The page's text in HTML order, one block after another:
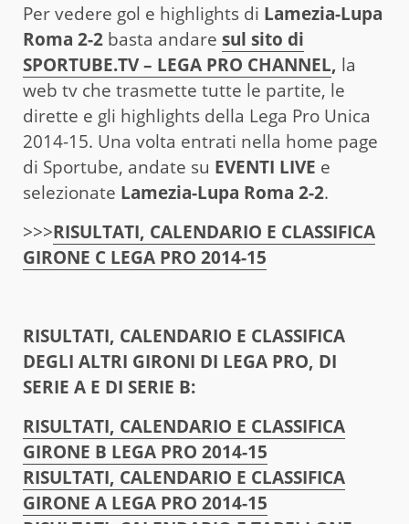
Per vedere gol e highlights di Lamezia-Lupa
Roma 2-2 basta andare sul sito di
SPORTUBE.TV – LEGA PRO CHANNEL, la
web tv che trasmette tutte le partite, le
dirette e gli highlights della Lega Pro Unica
2014-15. Una volta entrati nella home page
di Sportube, andate su EVENTI LIVE e
selezionate Lamezia-Lupa Roma 2-2.
>>>RISULTATI, CALENDARIO E CLASSIFICA
GIRONE C LEGA PRO 2014-15
RISULTATI, CALENDARIO E CLASSIFICA
DEGLI ALTRI GIRONI DI LEGA PRO, DI
SERIE A E DI SERIE B:
RISULTATI, CALENDARIO E CLASSIFICA
GIRONE B LEGA PRO 2014-15
RISULTATI, CALENDARIO E CLASSIFICA
GIRONE A LEGA PRO 2014-15